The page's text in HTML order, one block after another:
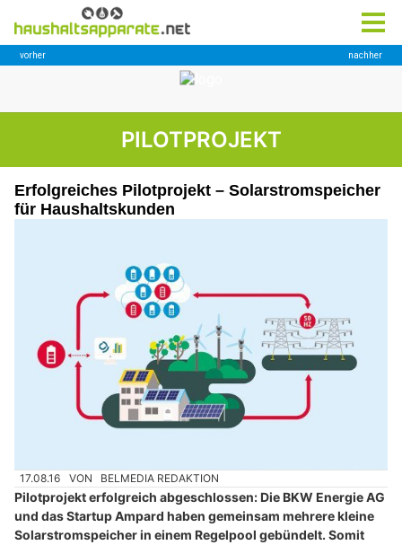
PILOTPROJEKT
Erfolgreiches Pilotprojekt – Solarstromspeicher
für Haushaltskunden
17.08.16 VON BELMEDIA REDAKTION
Pilotprojekt erfolgreich abgeschlossen: Die BKW Energie AG
und das Startup Ampard haben gemeinsam mehrere kleine
Solarstromspeicher in einem Regelpool gebündelt. Somit